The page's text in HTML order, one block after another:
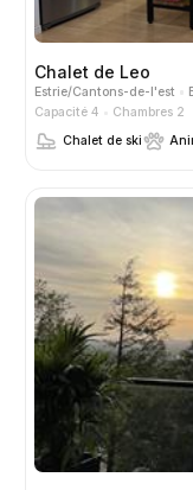
Chalet de Leo
Estrie/Cantons-de-l'est
Capacité 4
Chambres 2
Chalet de ski